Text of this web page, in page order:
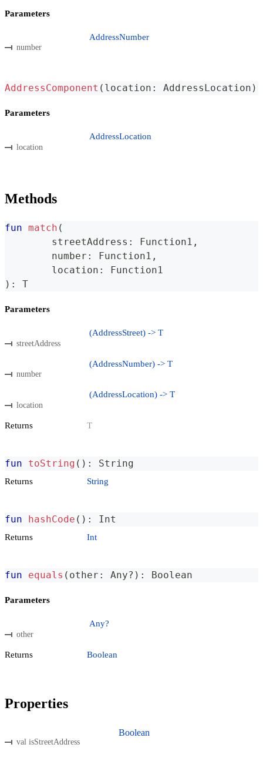
Parameters
number
AddressNumber
AddressComponent ( location : AddressLocation )
Parameters
location
AddressLocation
Methods
fun match (
	streetAddress
: Function1 ,
	number
: Function1 ,
	location
:
Function1
) : T
Parameters
streetAddress
(AddressStreet) -> T
number
(AddressNumber) -> T
location
(AddressLocation) -> T
Returns T
fun toString ( ) : String
Returns String
fun hashCode ( ) : Int
Returns Int
fun equals ( other : Any? ) : Boolean
Parameters
other
Any?
Returns Boolean
Properties
val isStreetAddress
Boolean